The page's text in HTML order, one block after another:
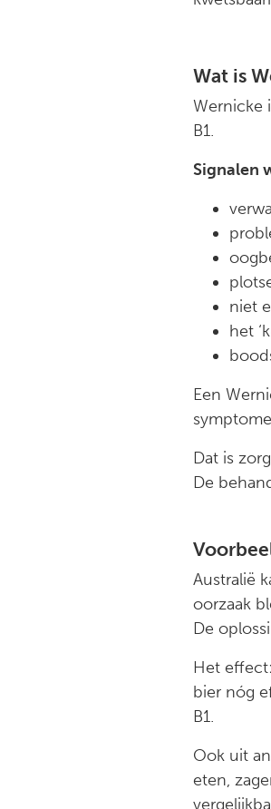
Wat is
Wernicke
B1.
Signalen
niet
het
Een
Dat is
De
Australië
oorzaak
De
Het
bier nóg
B1.
Ook uit
eten,